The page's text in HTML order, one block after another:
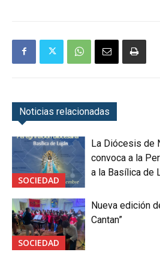
Noticias relacionadas
SOCIEDAD
La Diócesis de
convoca a la
a la Basílica de
SOCIEDAD
Nueva edición
Cantan”